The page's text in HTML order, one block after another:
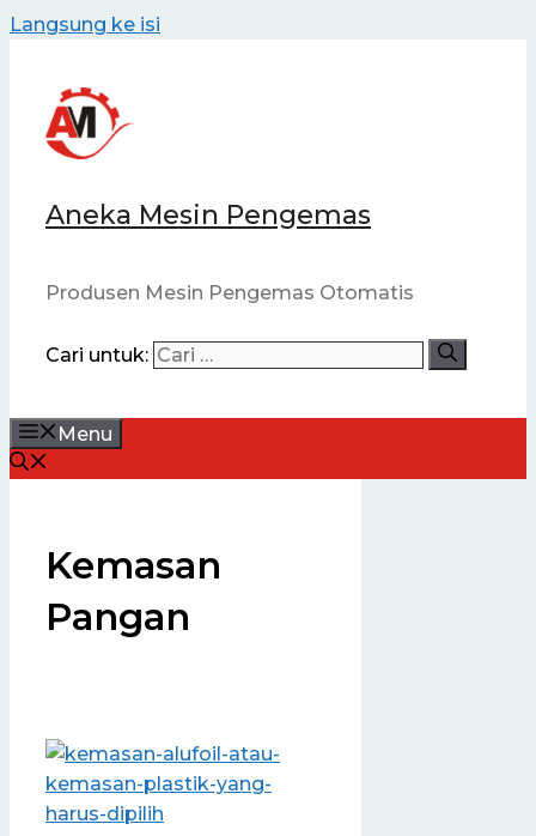
Langsung ke isi
Aneka Mesin Pengemas
Produsen Mesin Pengemas Otomatis
Cari untuk:
Menu
Kemasan
Pangan